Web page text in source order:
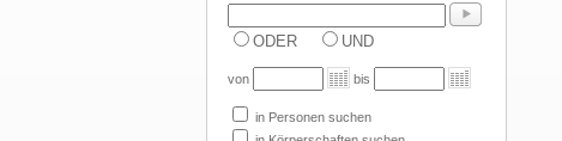
ODER UND
von bis
in Personen suchen